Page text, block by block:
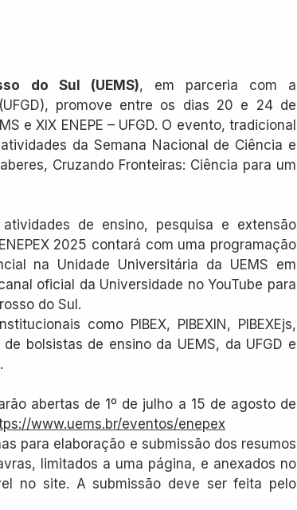
do Sul (UEMS), em parceria com a
promove entre os dias 20 e 24 de
e XIX ENEPE – UFGD. O evento, tradicional
da Semana Nacional de Ciência e
Cruzando Fronteiras: Ciência para um
de ensino, pesquisa e extensão
2025 contará com uma programação
na Unidade Universitária da UEMS em
oficial da Universidade no YouTube para
do Sul.
como PIBEX, PIBEXIN, PIBEXEjs,
de bolsistas de ensino da UEMS, da UFGD e
abertas de 1º de julho a 15 de agosto de
www.uems.br/eventos/enepex
para elaboração e submissão dos resumos
limitados a uma página, e anexados no
no site. A submissão deve ser feita pelo